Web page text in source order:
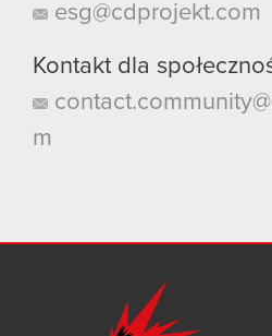
esg@cdprojekt.com
Kontakt dla
m